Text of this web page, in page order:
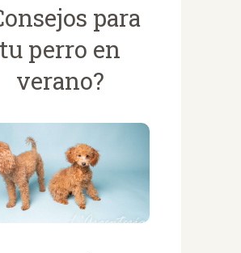
para
tu perro en
verano?